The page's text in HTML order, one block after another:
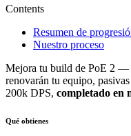
Contents
Resumen de
Nuestro proceso
Mejora tu build de PoE 2 —
renovarán tu equipo,
200k DPS, completado en
Qué obtienes